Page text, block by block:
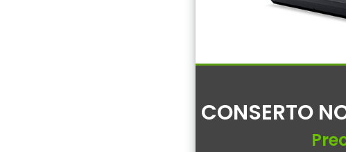
CONSERTO